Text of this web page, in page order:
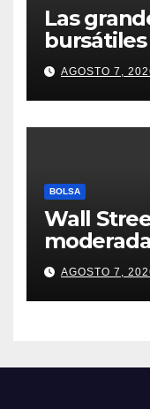
Las
bursátiles
AGOSTO 7,
BOLSA
Wall
informe
AGOSTO 7,